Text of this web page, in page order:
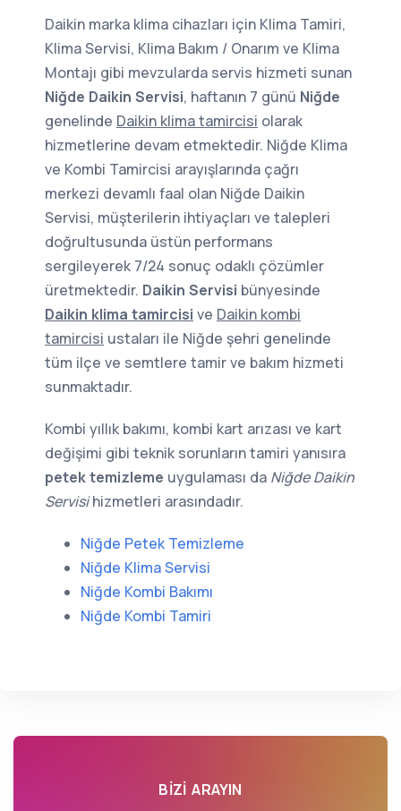
Daikin marka klima cihazları için Klima Tamiri,
Klima Servisi, Klima Bakım / Onarım ve Klima
Montajı gibi mevzularda servis hizmeti sunan
Niğde Daikin Servisi, haftanın 7 günü Niğde
genelinde Daikin klima tamircisi olarak
hizmetlerine devam etmektedir. Niğde Klima
ve Kombi Tamircisi arayışlarında çağrı
merkezi devamlı faal olan Niğde Daikin
Servisi, müşterilerin ihtiyaçları ve talepleri
doğrultusunda üstün performans
sergileyerek 7/24 sonuç odaklı çözümler
üretmektedir. Daikin Servisi bünyesinde
Daikin klima tamircisi ve Daikin kombi
tamircisi ustaları ile Niğde şehri genelinde
tüm ilçe ve semtlere tamir ve bakım hizmeti
sunmaktadır.
Kombi yıllık bakımı, kombi kart arızası ve kart
değişimi gibi teknik sorunların tamiri yanısıra
petek temizleme uygulaması da Niğde Daikin
Servisihizmetleri arasındadır.
Niğde Petek Temizleme
Niğde Klima Servisi
Niğde Kombi Bakımı
Niğde Kombi Tamiri
BIZI ARAYIN